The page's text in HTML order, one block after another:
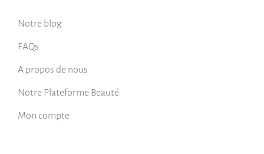
Notre blog
FAQs
A propos de nous
Notre Plateforme Beauté
Mon compte